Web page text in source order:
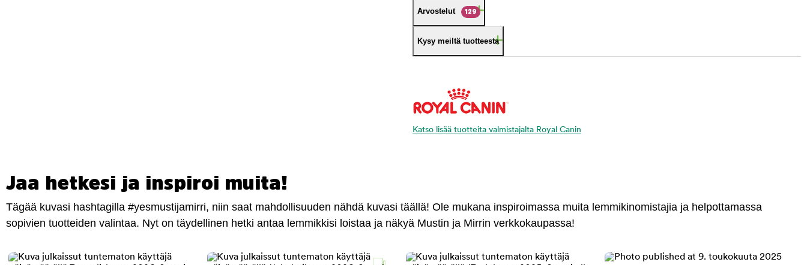
Arvostelut 129
Kysy meiltä tuotteesta
Katso lisää tuotteita valmistajalta Royal Canin
Jaa hetkesi ja inspiroi muita!
Tägää kuvasi hashtagilla #yesmustijamirri, niin saat mahdollisuuden nähdä kuvasi täällä! Ole mukana inspiroimassa muita lemmikinomistajia ja helpottamassa
sopivien tuotteiden valintaa. Nyt on täydellinen hetki antaa lemmikkisi loistaa ja näkyä Mustin ja Mirrin verkkokaupassa!